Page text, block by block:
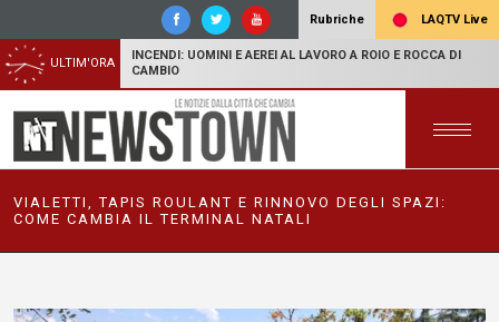
Rubriche LAQTV Live
ULTIM'ORA
INCENDI: UOMINI E AEREI AL LAVORO A ROIO E ROCCA DI
CAMBIO
VIALETTI, TAPIS ROULANT E RINNOVO DEGLI SPAZI:
COME CAMBIA IL TERMINAL NATALI